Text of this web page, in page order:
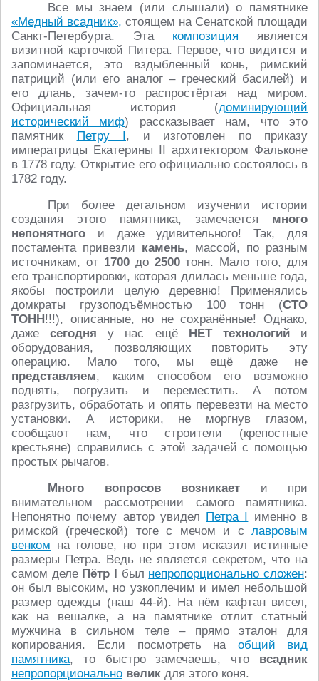
Все мы знаем (или слышали) о памятнике
«Медный всадник», стоящем на Сенатской площади
Санкт-Петербурга. Эта композиция является
визитной карточкой Питера. Первое, что видится и
запоминается, это вздыбленный конь, римский
патриций (или его аналог – греческий басилей) и
его длань, зачем-то распростёртая над миром.
Официальная история (доминирующий
исторический миф) рассказывает нам, что это
памятник Петру I, и изготовлен по приказу
императрицы Екатерины II архитектором Фальконе
в 1778 году. Открытие его официально состоялось в
1782 году.
При более детальном изучении истории
создания этого памятника, замечается много
непонятного и даже удивительного! Так, для
постамента привезли камень, массой, по разным
источникам, от 1700до 2500тонн. Мало того, для
его транспортировки, которая длилась меньше года,
якобы построили целую деревню! Применялись
домкраты грузоподъёмностью 100 тонн (СТО
ТОНН!!!), описанные, но не сохранённые! Однако,
даже сегодня у нас ещё НЕТ технологийи
оборудования, позволяющих повторить эту
операцию. Мало того, мы ещё даже не
представляем, каким способом его возможно
поднять, погрузить и переместить. А потом
разгрузить, обработать и опять перевезти на место
установки. А историки, не моргнув глазом,
сообщают нам, что строители (крепостные
крестьяне) справились с этой задачей с помощью
простых рычагов.
Много вопросов возникает и при
внимательном рассмотрении самого памятника.
Непонятно почему автор увидел Петра I именно в
римской (греческой) тоге с мечом и с лавровым
венком на голове, но при этом исказил истинные
размеры Петра. Ведь не является секретом, что на
самом деле Пётр I был непропорционально сложен:
он был высоким, но узкоплечим и имел небольшой
размер одежды (наш 44-й). На нём кафтан висел,
как на вешалке, а на памятнике отлит статный
мужчина в сильном теле – прямо эталон для
копирования. Если посмотреть на общий вид
памятника, то быстро замечаешь, что всадник
непропорционально велик для этого коня.